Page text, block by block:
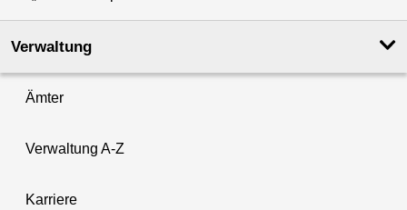
Verwaltung
Ämter
Verwaltung A-Z
Karriere